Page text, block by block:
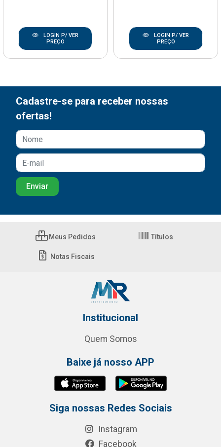
LOGIN P/ VER
PREÇO
LOGIN P/ VER
PREÇO
Cadastre-se para receber nossas
ofertas!
Meus Pedidos Títulos
Notas Fiscais
Institucional
Quem Somos
Baixe já nosso APP
Siga nossas Redes Sociais
Instagram
Facebook